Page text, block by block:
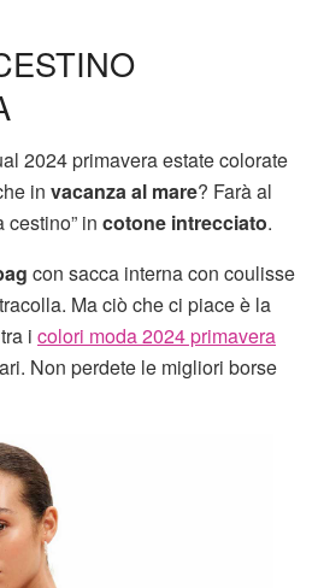
2024 primavera estate colorate
in vacanza al mare? Farà al
cestino” in cotone intrecciato.
con sacca interna con coulisse
Ma ciò che ci piace è la
tra i colori moda 2024 primavera
Non perdete le migliori borse